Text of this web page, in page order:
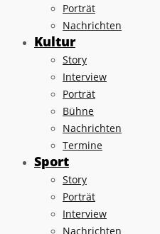
Porträt
Nachrichten
Kultur
Story
Interview
Porträt
Bühne
Nachrichten
Termine
Sport
Story
Porträt
Interview
Nachrichten